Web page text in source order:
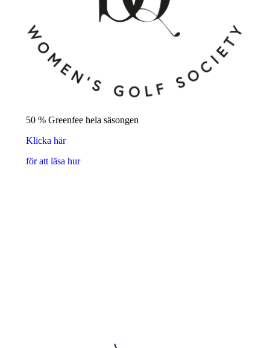
50 % Greenfee hela säsongen
Klicka här
för att läsa hur